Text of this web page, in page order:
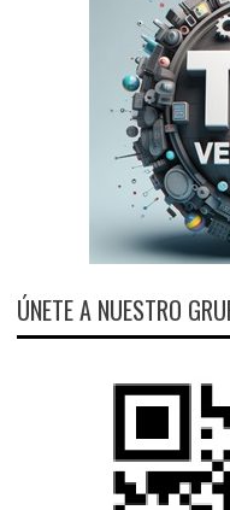
ÚNETE A NUESTRO